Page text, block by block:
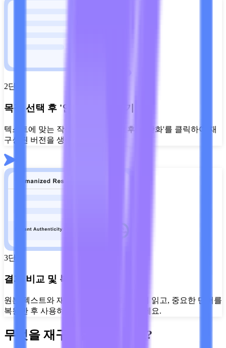
2단계
목적 선택 후 '인간화' 클릭하기
텍스트에 맞는 작성 목적을 선택한 후 '인간화'를 클릭하여 재
구성된 버전을 생성하세요.
3단계
결과 비교 및 복사하기
원본 텍스트와 재구성된 텍스트를 나란히 읽고, 중요한 단어를
복원한 후 사용하고 싶은 버전을 복사하세요.
무엇을 재구성할 수 있나요?